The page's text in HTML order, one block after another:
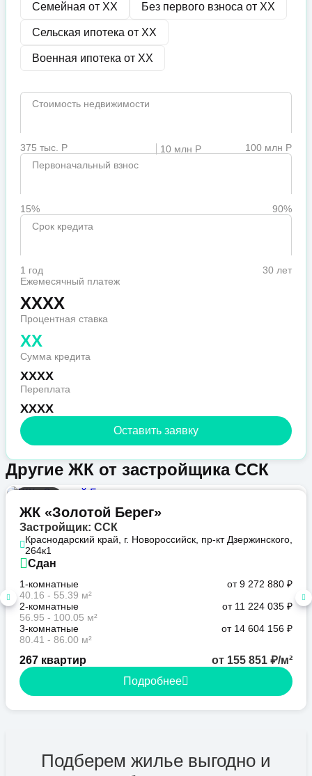
Семейная от XX Без первого взноса от XX
Сельская ипотека от XX
Военная ипотека от XX
Стоимость недвижимости
375 тыс. Р 10 млн Р
100 млн Р
Первоначальный взнос
15%
90%
Срок кредита
1 год
30 лет
Ежемесячный платеж
XXXX
Процентная ставка
XX
Сумма кредита
XXXX
Переплата
XXXX
Оставить заявку
Другие ЖК от застройщика ССК
ЖК «Золотой Берег»
Застройщик: ССК
Краснодарский край, г. Новороссийск, пр-кт Дзержинского,
264к1
Сдан
1-комнатные
40.16 - 55.39 м²
от 9 272 880 ₽
2-комнатные
56.95 - 100.05 м²
от 11 224 035 ₽
3-комнатные
80.41 - 86.00 м²
от 14 604 156 ₽
267 квартир
от 155 851 ₽/м²
Подробнее
Подберем жилье выгодно и